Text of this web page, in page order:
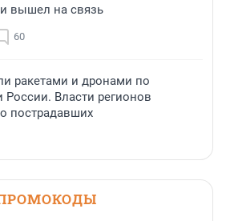
вышел на связь
60
ракетами и дронами по
России. Власти регионов
пострадавших